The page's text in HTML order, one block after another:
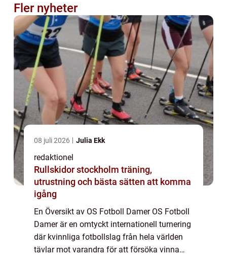
Fler nyheter
08 juli 2026 Julia Ekk
redaktionel
Rullskidor stockholm träning,
utrustning och bästa sätten att komma
igång
En Översikt av OS Fotboll Damer OS Fotboll
Damer är en omtyckt internationell turnering
där kvinnliga fotbollslag från hela världen
tävlar mot varandra för att försöka vinna